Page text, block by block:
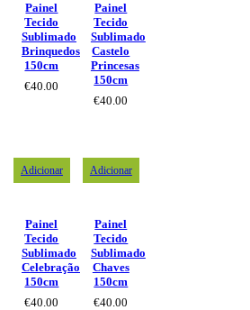
Painel
Tecido
Sublimado
Brinquedos
150cm
€40.00
Painel
Tecido
Sublimado
Castelo
Princesas
150cm
€40.00
Adicionar
Painel
Tecido
Sublimado
Celebração
150cm
€40.00
Adicionar
Painel
Tecido
Sublimado
Chaves
150cm
€40.00